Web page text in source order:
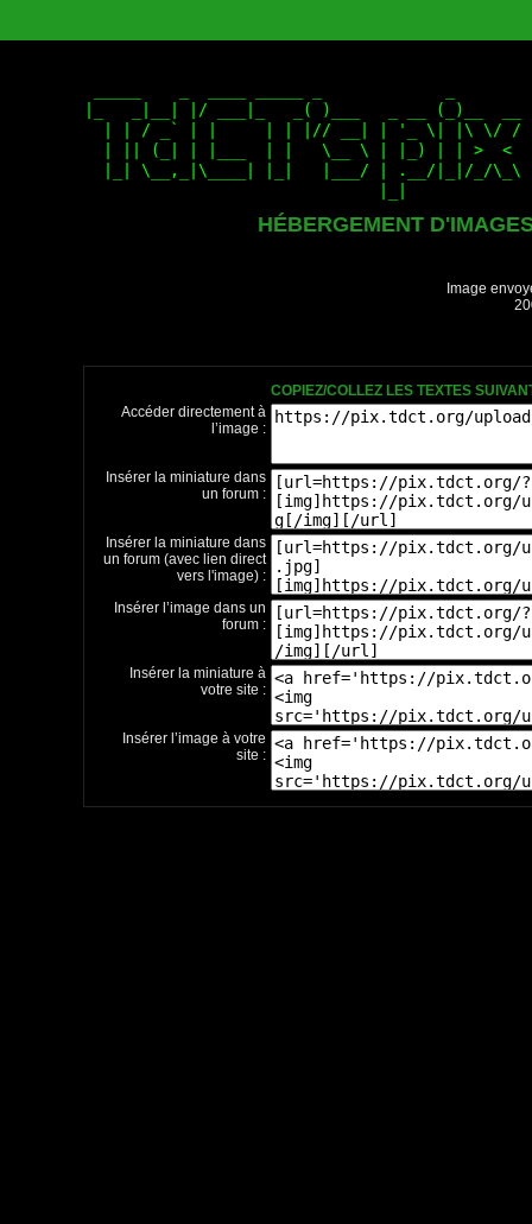
HÉBERGEMENT
Image
COPIEZ/COLLEZ LES TEXTES
Accéder directement à
l’image :
Insérer la miniature dans
un forum :
Insérer la miniature dans
un forum (avec lien direct
vers l'image) :
Insérer l’image dans un
forum :
Insérer la miniature à
votre site :
Insérer l’image à votre
site :